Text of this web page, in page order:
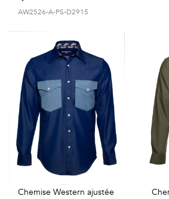
AW2526-A-PS-D2915
Chemise Western ajustée